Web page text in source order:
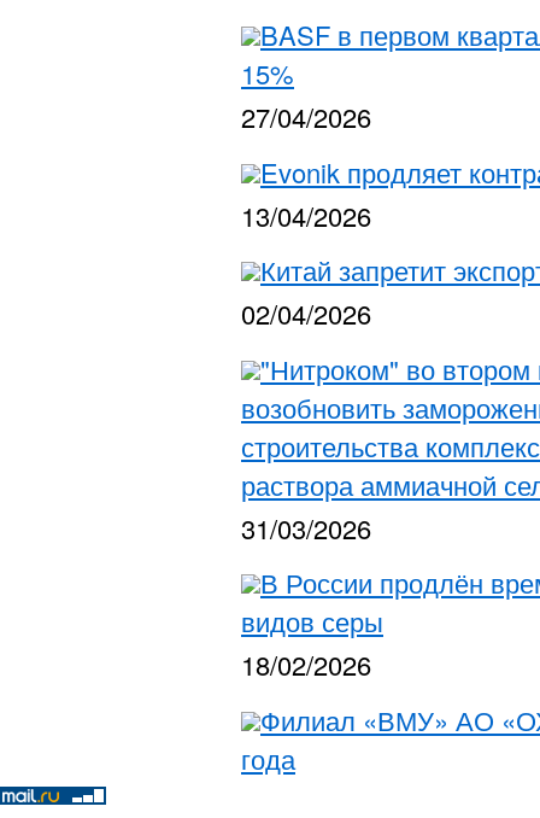
BASF в первом
15%
27/04/2026
Evonik продляет
13/04/2026
Китай запретит
02/04/2026
"Нитроком" во втором
возобновить
строительства
раствора аммиачной
31/03/2026
В России продлён
видов серы
18/02/2026
Филиал «ВМУ» АО
года